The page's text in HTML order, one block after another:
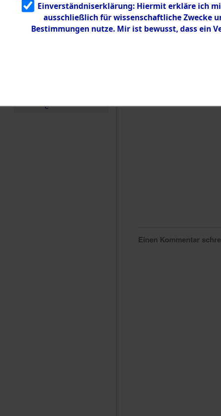
g
5.3.3
Todesmärsch
e
Einen Kommentar
Einverständniserklärung: Hiermit erkläre ich
ausschließlich für wissenschaftliche Zwecke
Bestimmungen nutze. Mir ist bewusst, dass ein